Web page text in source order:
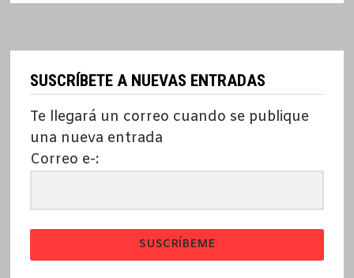
SUSCRÍBETE A NUEVAS ENTRADAS
Te llegará un correo cuando se publique
una nueva entrada
Correo e-:
SUSCRÍBEME